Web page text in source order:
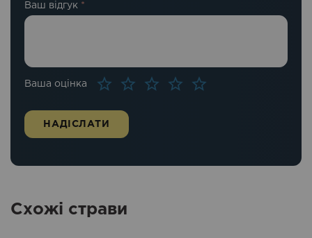
Ваша оцінка
Ваш відгук *
Схожі страви